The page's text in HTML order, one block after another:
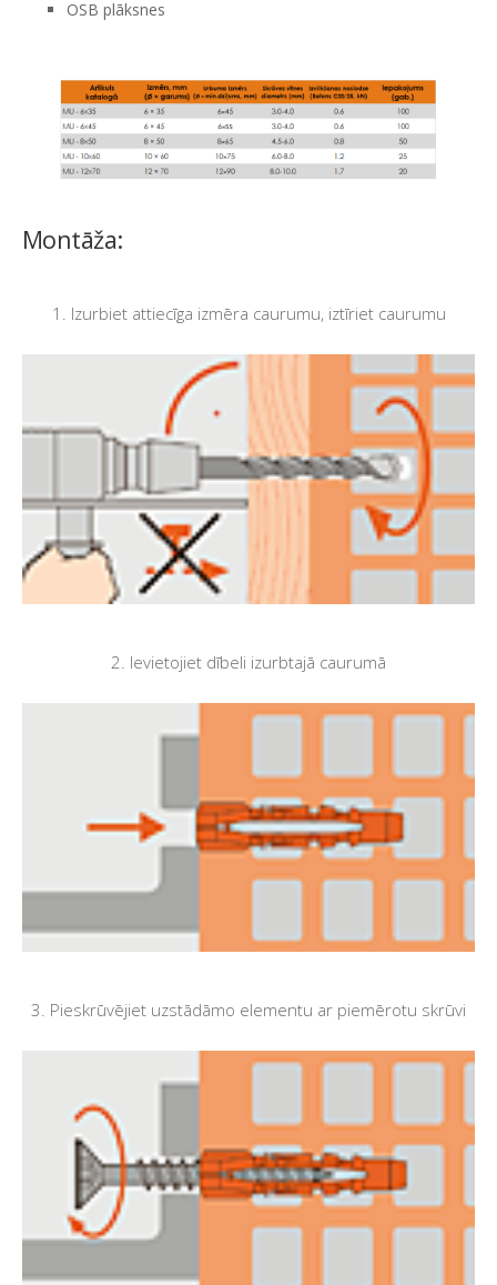
OSB plāksnes
Montāža:
1. Izurbiet attiecīga izmēra caurumu, iztīriet caurumu
2. Ievietojiet dībeli izurbtajā caurumā
3. Pieskrūvējiet uzstādāmo elementu ar piemērotu skrūvi